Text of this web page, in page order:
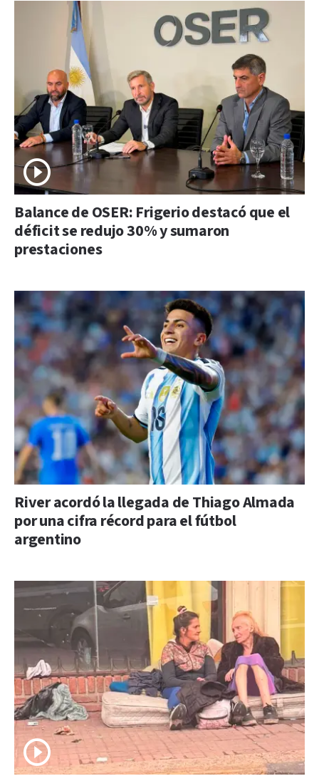
Balance de OSER: Frigerio destacó que el
déficit se redujo 30% y sumaron
prestaciones
River acordó la llegada de Thiago Almada
por una cifra récord para el fútbol
argentino